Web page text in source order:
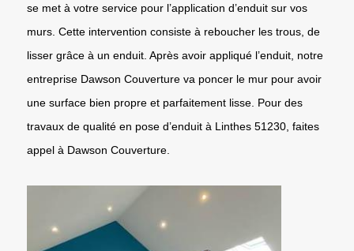
se met à votre service pour l’application d’enduit sur vos
murs. Cette intervention consiste à reboucher les trous, de
lisser grâce à un enduit. Après avoir appliqué l’enduit, notre
entreprise Dawson Couverture va poncer le mur pour avoir
une surface bien propre et parfaitement lisse. Pour des
travaux de qualité en pose d’enduit à Linthes 51230, faites
appel à Dawson Couverture.